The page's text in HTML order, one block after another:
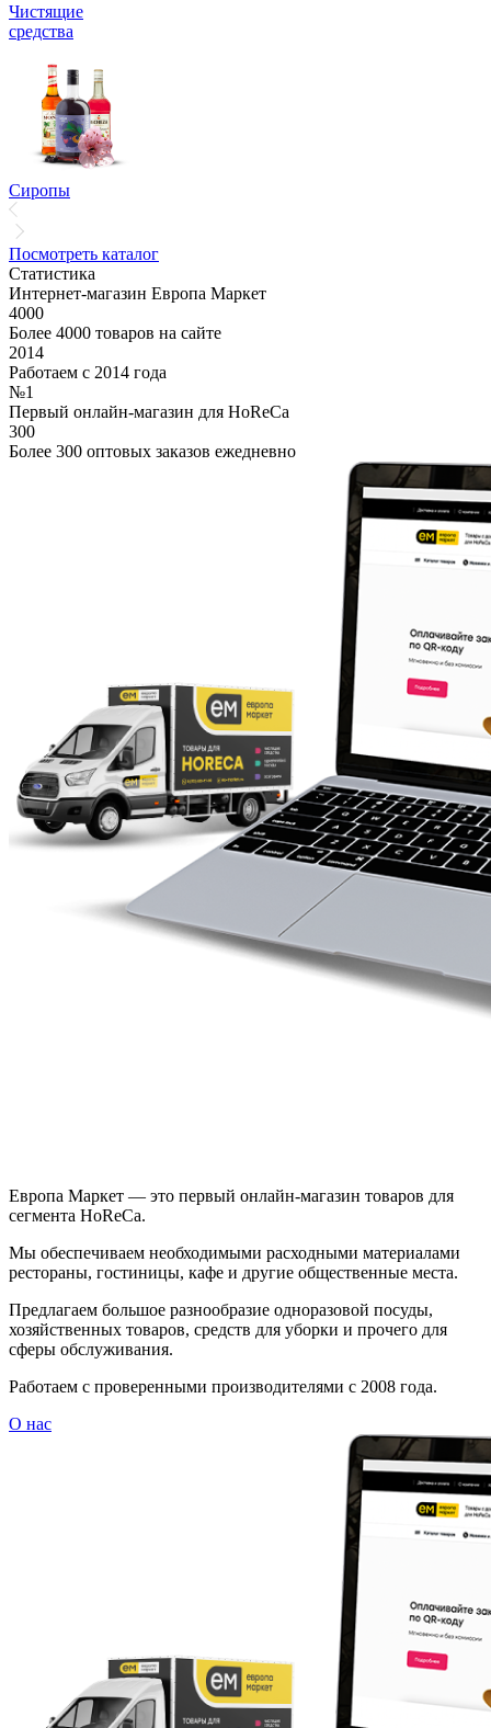
Чистящие
средства
Сиропы
Посмотреть каталог
Статистика
Интернет-магазин Европа Маркет
4000
Более 4000 товаров на сайте
2014
Работаем с 2014 года
№1
Первый онлайн-магазин для HoReCa
300
Более 300 оптовых заказов ежедневно
Европа Маркет — это первый онлайн-магазин товаров для
сегмента HoReCa.
Мы обеспечиваем необходимыми расходными материалами
рестораны, гостиницы, кафе и другие общественные места.
Предлагаем большое разнообразие одноразовой посуды,
хозяйственных товаров, средств для уборки и прочего для
сферы обслуживания.
Работаем с проверенными производителями с 2008 года.
О нас